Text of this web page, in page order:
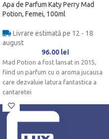
Apa de Parfum Katy Perry Mad
Potion, Femei, 100ml
Livrare estimată pe 12 - 18
august
96.00 lei
Mad Potion a fost lansat in 2015,
fiind un parfum cu o aroma jucausa
care dezvaluie latura fantastica a
cantaretei